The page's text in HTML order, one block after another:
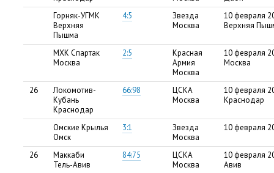
Горняк-УГМК
Верхняя
Пышма
4:5
Звезда
Москва
10 февраля
Верхняя
МХК Спартак
Москва
2:5
Красная
Армия
Москва
10 февраля
Москва
26
Локомотив-
Кубань
Краснодар
66:98
ЦСКА
Москва
10 февраля
Краснодар
Омские Крылья
Омск
3:1
Звезда
Москва
10 февраля
26
Маккаби
Тель-Авив
84:75
ЦСКА
Москва
10 февраля
Авив